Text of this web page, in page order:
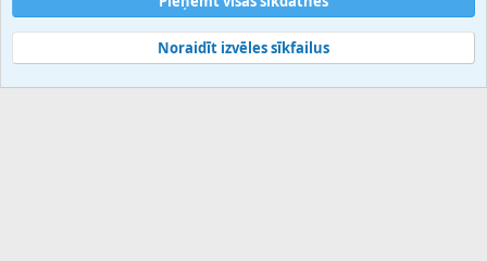
Community platform by XenForo® © 2010-2025 XenForo Ltd.
Noraidīt izvēles sīkfailus